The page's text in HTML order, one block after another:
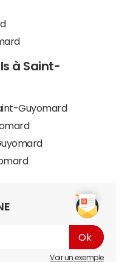
à Saint-
Guyomard
Voir un exemple